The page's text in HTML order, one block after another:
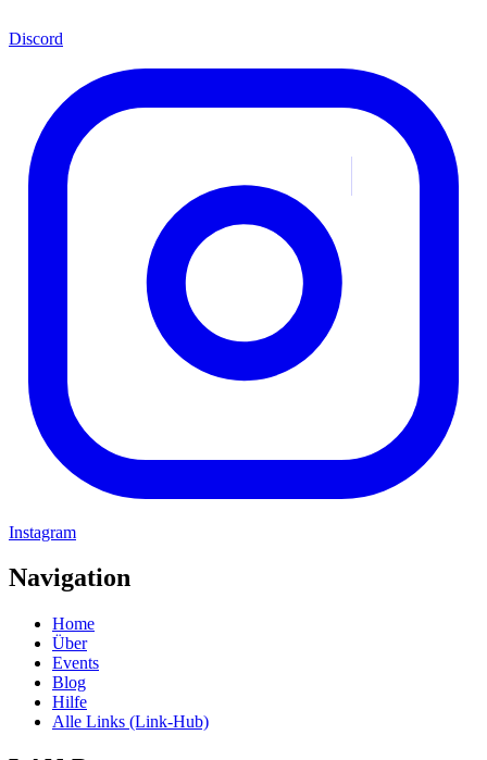
Discord
Instagram
Navigation
Home
Über
Events
Blog
Hilfe
Alle Links (Link-Hub)